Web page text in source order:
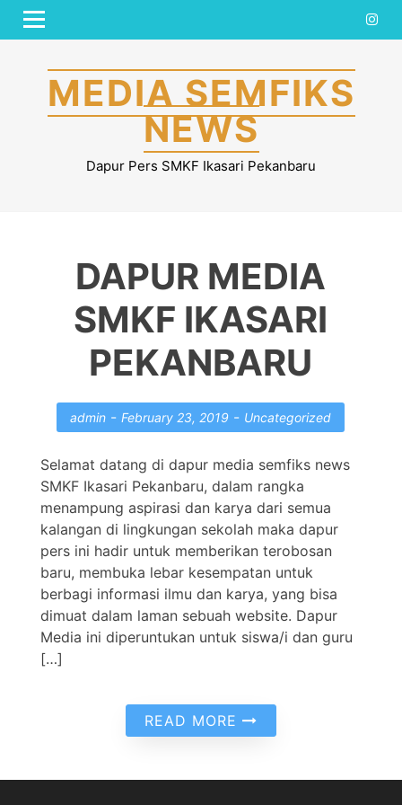
Skip
MENU
MEDIA SEMFIKS
NEWS
Dapur Pers SMKF Ikasari Pekanbaru
DAPUR MEDIA
SMKF IKASARI
PEKANBARU
admin -February 23, 2019 - Uncategorized
Selamat datang di dapur media semfiks news
SMKF Ikasari Pekanbaru, dalam rangka
menampung aspirasi dan karya dari semua
kalangan di lingkungan sekolah maka dapur
pers ini hadir untuk memberikan terobosan
baru, membuka lebar kesempatan untuk
berbagi informasi ilmu dan karya, yang bisa
dimuat dalam laman sebuah website. Dapur
Media ini diperuntukan untuk siswa/i dan guru
[…]
READ MORE